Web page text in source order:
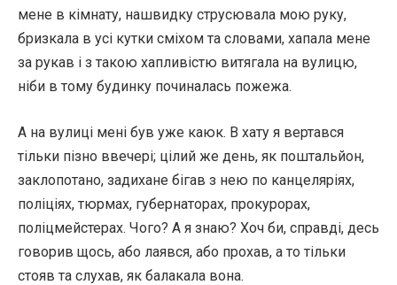
мене в кімнату, нашвидку струсювала мою руку,
бризкала в усі кутки сміхом та словами, хапала мене
за рукав і з такою хапливістю витягала на вулицю,
ніби в тому будинку починалась пожежа.
А на вулиці мені був уже каюк. В хату я вертався
тільки пізно ввечері; цілий же день, як поштальйон,
заклопотано, задихане бігав з нею по канцеляріях,
поліціях, тюрмах, губернаторах, прокурорах,
поліцмейстерах. Чого? А я знаю? Хоч би, справді, десь
говорив щось, або лаявся, або прохав, а то тільки
стояв та слухав, як балакала вона.